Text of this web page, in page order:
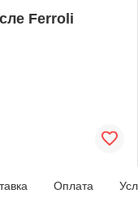
Ferroli
Оплата